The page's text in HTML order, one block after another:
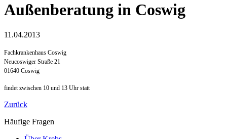
Außenberatung in Coswig
11.04.2013
Fachkrankenhaus Coswig
Neucoswiger Straße 21
01640 Coswig
findet zwischen 10 und 13 Uhr statt
Zurück
Häufige Fragen